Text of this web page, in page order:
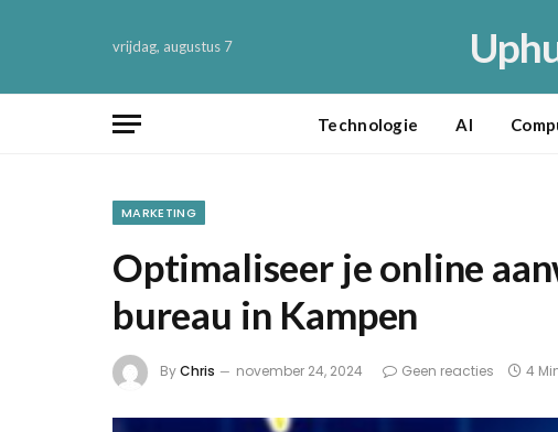
vrijdag, augustus 7
Technologie AI
MARKETING
Optimaliseer je online
bureau in Kampen
ByChris november 24, 2024 Geen reacties 4